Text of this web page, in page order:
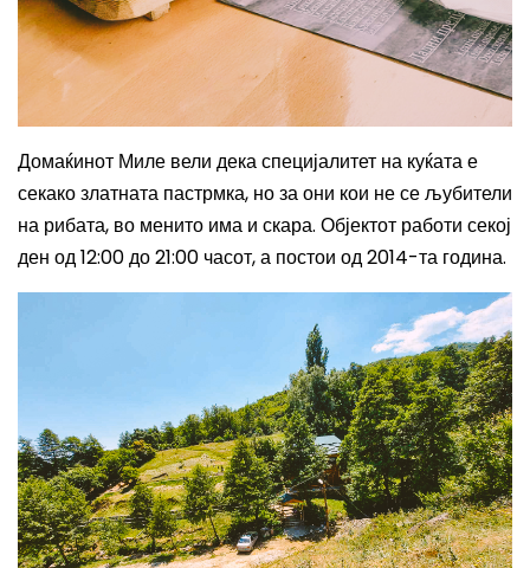
Домаќинот Миле вели дека специјалитет на куќата е
секако златната пастрмка, но за они кои не се љубители
на рибата, во менито има и скара. Објектот работи секој
ден од 12:00до 21:00 часот, а постои од 2014-та година.